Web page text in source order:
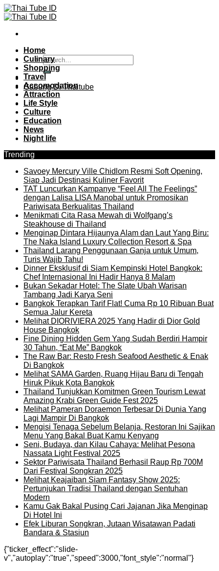
Skip
to
Gabung Di Thaitube
Home
Culinary
Shopping
Travel
Accomodation
Attraction
Life Style
Culture
Education
News
Night life
Trending
Savoey Mercury Ville Chidlom Resmi Soft Opening,
Siap Jadi Destinasi Kuliner Favorit
TAT Luncurkan Kampanye “Feel All The Feelings”
dengan Lalisa LISA Manobal untuk Promosikan
Pariwisata Berkualitas Thailand
Menikmati Cita Rasa Mewah di Wolfgang’s
Steakhouse di Thailand
Menginap Dintara Hijaunya Alam dan Laut Yang Biru:
The Naka Island Luxury Collection Resort & Spa
Thailand Larang Penggunaan Ganja untuk Umum,
Turis Wajib Tahu!
Dinner Eksklusif di Siam Kempinski Hotel Bangkok:
Chef Internasional Ini Hadir Hanya 8 Malam
Bukan Sekadar Hotel: The Slate Ubah Warisan
Tambang Jadi Karya Seni
Bangkok Terapkan Tarif Flat! Cuma Rp 10 Ribuan Buat
Semua Jalur Kereta
Melihat DIORIVIERA 2025 Yang Hadir di Dior Gold
House Bangkok
Fine Dining Hidden Gem Yang Sudah Berdiri Hampir
30 Tahun, “Eat Me” Bangkok
The Raw Bar: Resto Fresh Seafood Aesthetic & Enak
Di Bangkok
Melihat SAMA Garden, Ruang Hijau Baru di Tengah
Hiruk Pikuk Kota Bangkok
Thailand Tunjukkan Komitmen Green Tourism Lewat
Amazing Krabi Green Guide Fest 2025
Melihat Pameran Doraemon Terbesar Di Dunia Yang
Lagi Mampir Di Bangkok
Mengisi Tenaga Sebelum Belanja, Restoran Ini Sajikan
Menu Yang Bakal Buat Kamu Kenyang
Seni, Budaya, dan Kilau Cahaya: Melihat Pesona
Nassata Light Festival 2025
Sektor Pariwisata Thailand Berhasil Raup Rp 700M
Dari Festival Songkran 2025
Melihat Keajaiban Siam Fantasy Show 2025:
Pertunjukan Tradisi Thailand dengan Sentuhan
Modern
Kamu Gak Bakal Pusing Cari Jajanan Jika Menginap
Di Hotel Ini
Efek Liburan Songkran, Jutaan Wisatawan Padati
Bandara & Stasiun
{"ticker_effect":"slide-
v","autoplay":"true","speed":3000,"font_style":"normal"}